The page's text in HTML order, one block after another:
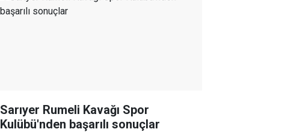
Sarıyer Rumeli Kavağı Spor
Kulübü'nden başarılı sonuçlar